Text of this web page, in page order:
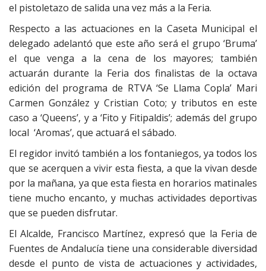
el pistoletazo de salida una vez más a la Feria.
Respecto a las actuaciones en la Caseta Municipal el
delegado adelantó que este año será el grupo ‘Bruma’
el que venga a la cena de los mayores; también
actuarán durante la Feria dos finalistas de la octava
edición del programa de RTVA ‘Se Llama Copla’ Mari
Carmen González y Cristian Coto; y tributos en este
caso a ‘Queens’, y a ‘Fito y Fitipaldis’; además del grupo
local ‘Aromas’, que actuará el sábado.
El regidor invitó también a los fontaniegos, ya todos los
que se acerquen a vivir esta fiesta, a que la vivan desde
por la mañana, ya que esta fiesta en horarios matinales
tiene mucho encanto, y muchas actividades deportivas
que se pueden disfrutar.
El Alcalde, Francisco Martínez, expresó que la Feria de
Fuentes de Andalucía tiene una considerable diversidad
desde el punto de vista de actuaciones y actividades,